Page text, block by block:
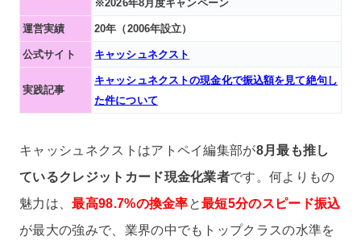
※2026年8月度キャンペーン
運営実績 20年（2006年設立）
公式サイト キャッシュネクスト
実践記事
キャッシュネクストの現金化で振込額を見て絶句し
た件について
キャッシュネクストはアトペイ編集部が8月最も推し
ているクレジットカード現金化業者です。何よりもの
魅力は、最高98.7%の換金率と最短5分のスピード振込
が最大の強みで、業界の中でもトップクラスの水準を